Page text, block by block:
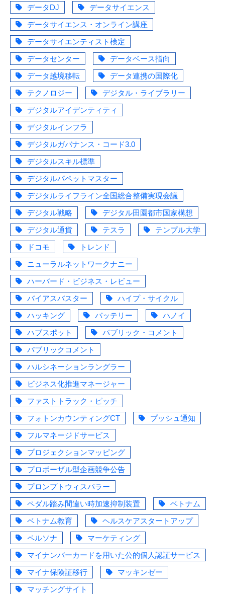
データDJ
データサイエンス
データサイエンス・オンライン講座
データサイエンティスト検定
データセンター
データベース指向
データ越境移転
データ連携の国際化
テクノロジー
デジタル・ライブラリー
デジタルアイデンティティ
デジタルインフラ
デジタルガバナンス・コード3.0
デジタルスキル標準
デジタルパペットマスター
デジタルライフライン全国総合整備実現会議
デジタル戦略
デジタル田園都市国家構想
デジタル通貨
テスラ
テンプル大学
ドコモ
トレンド
ニューラルネットワークナニー
ハーバード・ビジネス・レビュー
バイアスバスター
ハイプ・サイクル
ハッキング
バッテリー
ハノイ
ハブスポット
パブリック・コメント
パブリックコメント
ハルシネーションラングラー
ビジネス化推進マネージャー
ファストトラック・ピッチ
フォトンカウンティングCT
プッシュ通知
フルマネージドサービス
プロジェクションマッピング
プロポーザル型企画競争公告
プロンプトウィスパラー
ペダル踏み間違い時加速抑制装置
ベトナム
ベトナム教育
ヘルスケアスタートアップ
ペルソナ
マーケティング
マイナンバーカードを用いた公的個人認証サービス
マイナ保険証移行
マッキンゼー
マッチングサイト